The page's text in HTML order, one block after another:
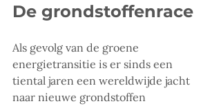
De grondstoffenrace
Als gevolg van de groene
energietransitie is er sinds een
tiental jaren een wereldwijde jacht
naar nieuwe grondstoffen